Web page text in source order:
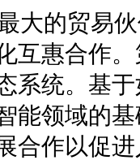
大的贸易
互惠合作
系统。基
能领域的
合作以促